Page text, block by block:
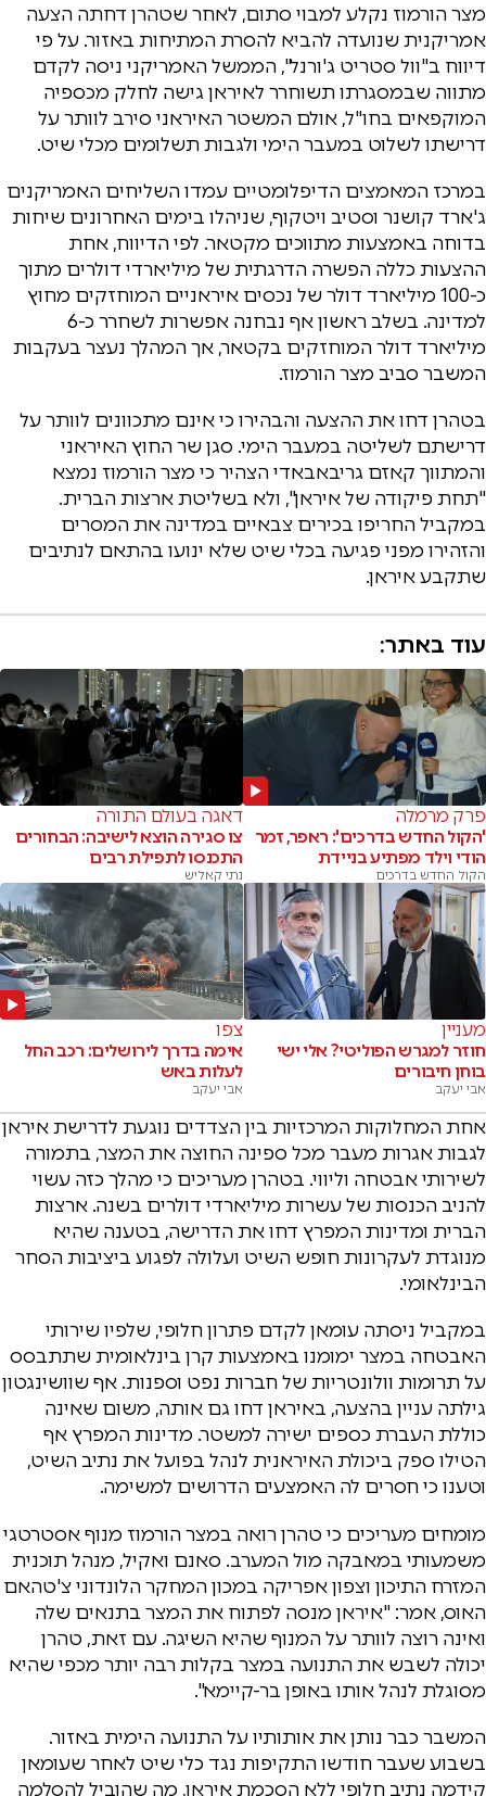
מצר הורמוז נקלע למבוי סתום, לאחר שטהרן דחתה הצעה
אמריקנית שנועדה להביא להסרת המתיחות באזור. על פי
דיווח ב"וול סטריט ג'ורנל", הממשל האמריקני ניסה לקדם
מתווה שבמסגרתו תשוחרר לאיראן גישה לחלק מכספיה
המוקפאים בחו"ל, אולם המשטר האיראני סירב לוותר על
דרישתו לשלוט במעבר הימי ולגבות תשלומים מכלי שיט.
במרכז המאמצים הדיפלומטיים עמדו השליחים האמריקנים
ג'ארד קושנר וסטיב ויטקוף, שניהלו בימים האחרונים שיחות
בדוחה באמצעות מתווכים מקטאר. לפי הדיווח, אחת
ההצעות כללה הפשרה הדרגתית של מיליארדי דולרים מתוך
כ-100 מיליארד דולר של נכסים איראניים המוחזקים מחוץ
למדינה. בשלב ראשון אף נבחנה אפשרות לשחרר כ-6
מיליארד דולר המוחזקים בקטאר, אך המהלך נעצר בעקבות
המשבר סביב מצר הורמוז.
בטהרן דחו את ההצעה והבהירו כי אינם מתכוונים לוותר על
דרישתם לשליטה במעבר הימי. סגן שר החוץ האיראני
והמתווך קאזם גריבאבאדי הצהיר כי מצר הורמוז נמצא
"תחת פיקודה של איראן", ולא בשליטת ארצות הברית.
במקביל החריפו בכירים צבאיים במדינה את המסרים
והזהירו מפני פגיעה בכלי שיט שלא ינועו בהתאם לנתיבים
שתקבע איראן.
עוד באתר:
פרק מרמלה
'הקול החדש בדרכים': ראפר, זמר
הודי וילד מפתיע בניידת
הקול החדש בדרכים
דאגה בעולם התורה
צו סגירה הוצא לישיבה: הבחורים
התכנסו לתפילת רבים
נתי קאליש
מעניין
חוזר למגרש הפוליטי? אלי ישי
בוחן חיבורים
אבי יעקב
צפו
אימה בדרך לירושלים: רכב החל
לעלות באש
אבי יעקב
אחת המחלוקות המרכזיות בין הצדדים נוגעת לדרישת איראן
לגבות אגרות מעבר מכל ספינה החוצה את המצר, בתמורה
לשירותי אבטחה וליווי. בטהרן מעריכים כי מהלך כזה עשוי
להניב הכנסות של עשרות מיליארדי דולרים בשנה. ארצות
הברית ומדינות המפרץ דחו את הדרישה, בטענה שהיא
מנוגדת לעקרונות חופש השיט ועלולה לפגוע ביציבות הסחר
הבינלאומי.
במקביל ניסתה עומאן לקדם פתרון חלופי, שלפיו שירותי
האבטחה במצר ימומנו באמצעות קרן בינלאומית שתתבסס
על תרומות וולונטריות של חברות נפט וספנות. אף שוושינגטון
גילתה עניין בהצעה, באיראן דחו גם אותה, משום שאינה
כוללת העברת כספים ישירה למשטר. מדינות המפרץ אף
הטילו ספק ביכולת האיראנית לנהל בפועל את נתיב השיט,
וטענו כי חסרים לה האמצעים הדרושים למשימה.
מומחים מעריכים כי טהרן רואה במצר הורמוז מנוף אסטרטגי
משמעותי במאבקה מול המערב. סאנם ואקיל, מנהל תוכנית
המזרח התיכון וצפון אפריקה במכון המחקר הלונדוני צ'טהאם
האוס, אמר: "איראן מנסה לפתוח את המצר בתנאים שלה
ואינה רוצה לוותר על המנוף שהיא השיגה. עם זאת, טהרן
יכולה לשבש את התנועה במצר בקלות רבה יותר מכפי שהיא
מסוגלת לנהל אותו באופן בר-קיימא".
המשבר כבר נותן את אותותיו על התנועה הימית באזור.
בשבוע שעבר חודשו התקיפות נגד כלי שיט לאחר שעומאן
קידמה נתיב חלופי ללא הסכמת איראן, מה שהוביל להסלמה